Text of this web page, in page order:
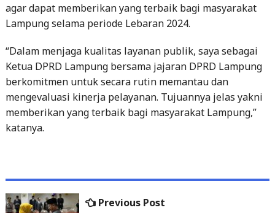
agar dapat memberikan yang terbaik bagi masyarakat
Lampung selama periode Lebaran 2024.
“Dalam menjaga kualitas layanan publik, saya sebagai
Ketua DPRD Lampung bersama jajaran DPRD Lampung
berkomitmen untuk secara rutin memantau dan
mengevaluasi kinerja pelayanan. Tujuannya jelas yakni
memberikan yang terbaik bagi masyarakat Lampung,”
katanya.
Previous Post